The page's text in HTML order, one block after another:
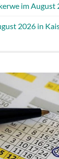
im August
2026 in